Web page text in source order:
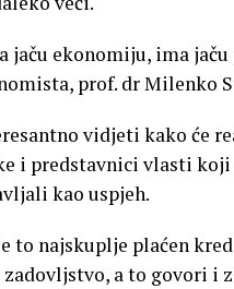
jaču ekonomiju, ima
prof. dr Milenko
vidjeti kako će
i predstavnici vlasti
kao uspjeh.
to najskuplje plaćen
a to govori i